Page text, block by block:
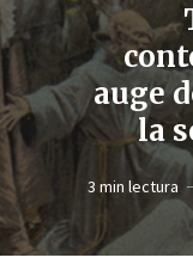
auge
la
3 min lectura